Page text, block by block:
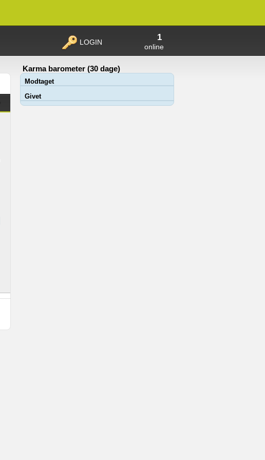
1
online
LOGIN
Karma barometer (30 dage)
Modtaget
Givet